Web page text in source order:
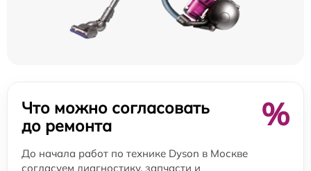
Что можно согласовать
до ремонта
%
До начала работ по технике Dyson в Москве
согласуем диагностику, запчасти и